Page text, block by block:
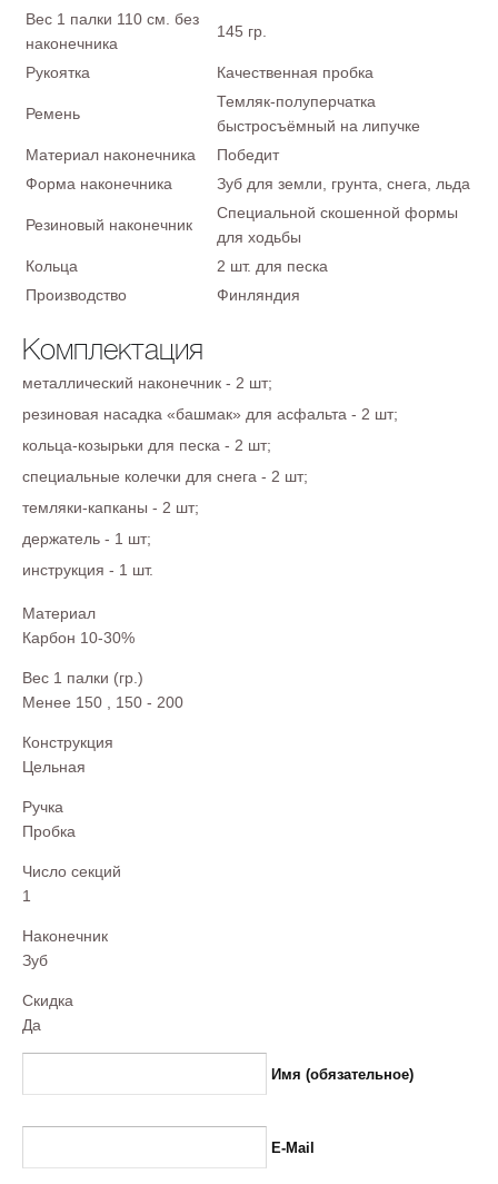
Вес 1 палки 110 см. без
наконечника
145 гр.
Рукоятка Качественная пробка
Ремень
Темляк-полуперчатка
быстросъёмный на липучке
Материал наконечника
Победит
Форма наконечника
Зуб для земли, грунта, снега, льда
Резиновый наконечник
Специальной скошенной формы
для ходьбы
Кольца
2 шт. для песка
Производство
Финляндия
Комплектация
металлический наконечник - 2 шт;
резиновая насадка «башмак» для асфальта - 2 шт;
кольца-козырьки для песка - 2 шт;
специальные колечки для снега - 2 шт;
темляки-капканы - 2 шт;
держатель - 1 шт;
инструкция - 1 шт.
Материал
Карбон 10-30%
Вес 1 палки (гр.)
Менее 150
150 - 200
Конструкция
Цельная
Ручка
Пробка
Число секций
1
Наконечник
Зуб
Скидка
Да
Имя (обязательное)
E-Mail